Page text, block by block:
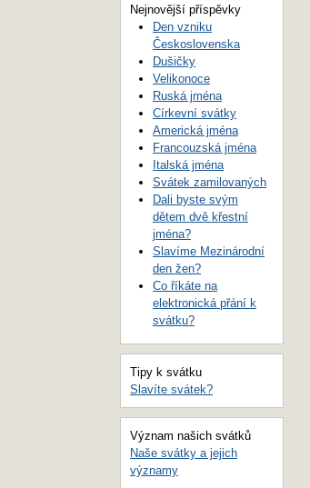
Nejnovější příspěvky
Den vzniku
Československa
Dušičky
Velikonoce
Ruská jména
Církevní svátky
Americká jména
Francouzská jména
Italská jména
Svátek zamilovaných
Dali byste svým
dětem dvě křestní
jména?
Slavíme Mezinárodní
den žen?
Co říkáte na
elektronická přání k
svátku?
Tipy k svátku
Slavíte svátek?
Význam našich svátků
Naše svátky a jejich
významy